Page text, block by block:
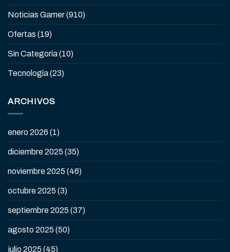
Noticias Gamer(910)
Ofertas (19)
Sin Categoría(10)
Tecnología(23)
ARCHIVOS
enero 2026 (1)
diciembre 2025 (35)
noviembre 2025 (46)
octubre 2025 (3)
septiembre 2025 (37)
agosto 2025 (50)
julio 2025 (45)